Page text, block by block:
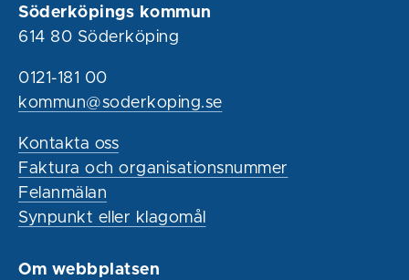
Söderköpings kommun
614 80 Söderköping
0121-181 00
kommun@soderkoping.se
Kontakta oss
Faktura och organisationsnummer
Felanmälan
Synpunkt eller klagomål
Om webbplatsen